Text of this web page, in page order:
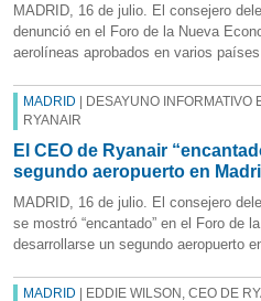
MADRID, 16 de julio. El consejero
denunció en el Foro de la Nueva
aerolíneas aprobados en varios países
MADRID | DESAYUNO
RYANAIR
El CEO de Ryanair
segundo aeropuerto en
MADRID, 16 de julio. El consejero
se mostró “encantado” en el Foro de
desarrollarse un segundo aeropuerto
MADRID | EDDIE WILSON, CEO DE